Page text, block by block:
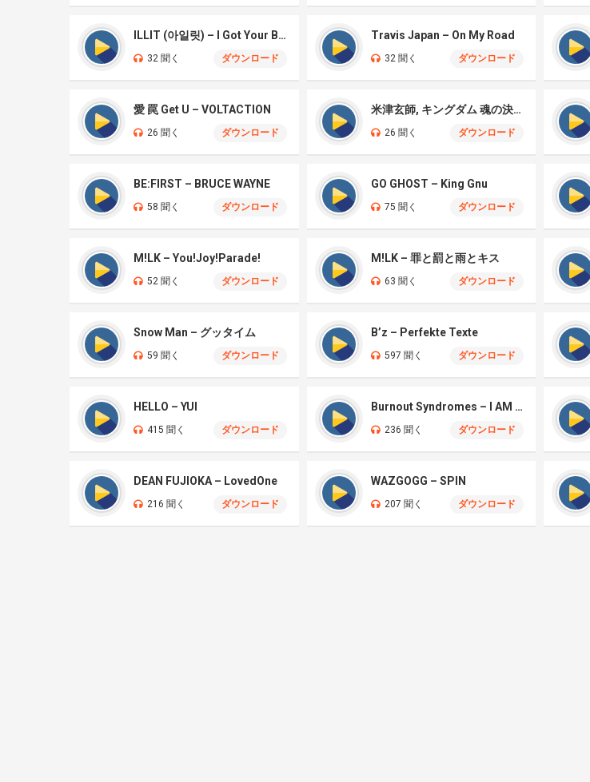
ILLIT (아일릿) – I Got Your Back
32 聞く ダウンロード
Travis Japan – On My Road
32 聞く ダウンロード
愛 罠 Get U – VOLTACTION
26 聞く ダウンロード
米津玄師, キングダム 魂の決戦 – 公開記念PV
26 聞く ダウンロード
BE:FIRST – BRUCE WAYNE
58 聞く ダウンロード
GO GHOST – King Gnu
75 聞く ダウンロード
M!LK – You!Joy!Parade!
52 聞く ダウンロード
M!LK – 罪と罰と雨とキス
63 聞く ダウンロード
Snow Man – グッタイム
59 聞く ダウンロード
B’z – Perfekte Texte
597 聞く ダウンロード
HELLO – YUI
415 聞く ダウンロード
Burnout Syndromes – I AM A HERO
236 聞く ダウンロード
DEAN FUJIOKA – LovedOne
216 聞く ダウンロード
WAZGOGG – SPIN
207 聞く ダウンロード